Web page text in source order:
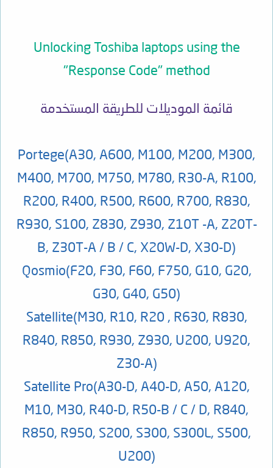
Unlocking Toshiba laptops using the
"Response Code" method
قائمة الموديلات للطريقة المستخدمة
Portege(A30, A600, M100, M200, M300,
M400, M700, M750, M780, R30-A, R100,
R200, R400, R500, R600, R700, R830,
R930, S100, Z830, Z930, Z10T -A, Z20T-
B, Z30T-A / B / C, X20W-D, X30-D)
Qosmio(F20, F30, F60, F750, G10, G20,
G30, G40, G50)
Satellite(M30, R10, R20 , R630, R830,
R840, R850, R930, Z930, U200, U920,
Z30-A)
Satellite Pro(A30-D, A40-D, A50, A120,
M10, M30, R40-D, R50-B / C / D, R840,
R850, R950, S200, S300, S300L, S500,
U200)